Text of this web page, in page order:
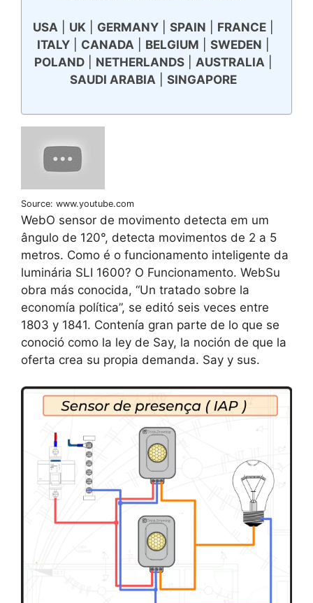
USA UK GERMANY| SPAIN FRANCE|
ITALY| CANADA BELGIUM SWEDEN
POLAND| NETHERLANDS| AUSTRALIA
SAUDI ARABIA
SINGAPORE
Source: www.youtube.com
WebO sensor de movimento detecta em um
ângulo de 120°, detecta movimentos de 2 a 5
metros. Como é o funcionamento inteligente da
luminária SLI 1600? O Funcionamento. WebSu
obra más conocida, “Un tratado sobre la
economía política”, se editó seis veces entre
1803 y 1841. Contenía gran parte de lo que se
conoció como la ley de Say, la noción de que la
oferta crea su propia demanda. Say y sus.